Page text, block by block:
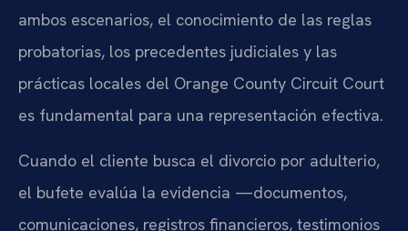
ambos escenarios, el conocimiento de las reglas
probatorias, los precedentes judiciales y las
prácticas locales del Orange County Circuit Court
es fundamental para una representación efectiva.
Cuando el cliente busca el divorcio por adulterio,
el bufete evalúa la evidencia —documentos,
comunicaciones, registros financieros, testimonios